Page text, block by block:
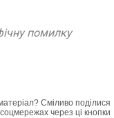
помилку
Сміливо поділися
через ці кнопки